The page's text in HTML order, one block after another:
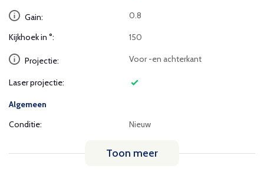
Gain: 0.8
Kijkhoek in °: 150
Projectie: Voor -en achterkant
Laser projectie:
Algemeen
Conditie:
Nieuw
Toon meer